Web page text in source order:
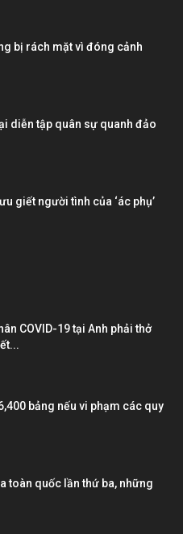
bị rách mặt vì đóng cảnh
diễn tập quân sự quanh đảo
giết người tình của ‘ác phụ’
COVID-19 tại Anh phải thở
bảng nếu vi phạm các quy
toàn quốc lần thứ ba, những